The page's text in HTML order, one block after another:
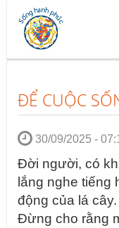
ĐỂ CUỘC
30/09/2025 -
Đời người, có
lắng nghe tiếng
động của lá cây.
Đừng cho rằng